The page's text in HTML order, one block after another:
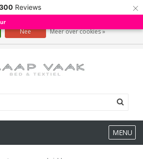
Reviews ×
MENU
onze website te verbeteren. Is dat akkoord?
Nee Meer over cookies »